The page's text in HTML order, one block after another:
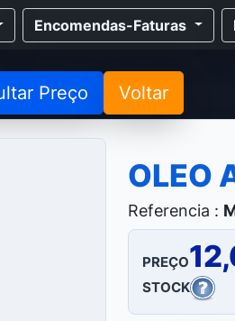
Encomendas-Faturas
Preço Voltar
OLEO
Referencia :
PREÇO
STOCK